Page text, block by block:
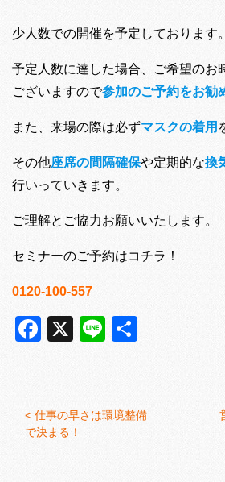
少人数での開催を予定しております。
予定人数に達した場合、ご希望のお
ございますので参加のご予約をお勧
また、来場の際は必ずマスクの着用
その他座席の間隔確保や定期的な換
行いっていきます。
ご理解とご協力お願いいたします。
セミナーのご予約はコチラ！
0120-100-557
Facebook
X Line
< 仕事の早さは環境整備
で決まる！